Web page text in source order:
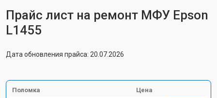
Прайс лист на ремонт МФУ Epson
L1455
Дата обновления прайса: 20.07.2026
Поломка Цена